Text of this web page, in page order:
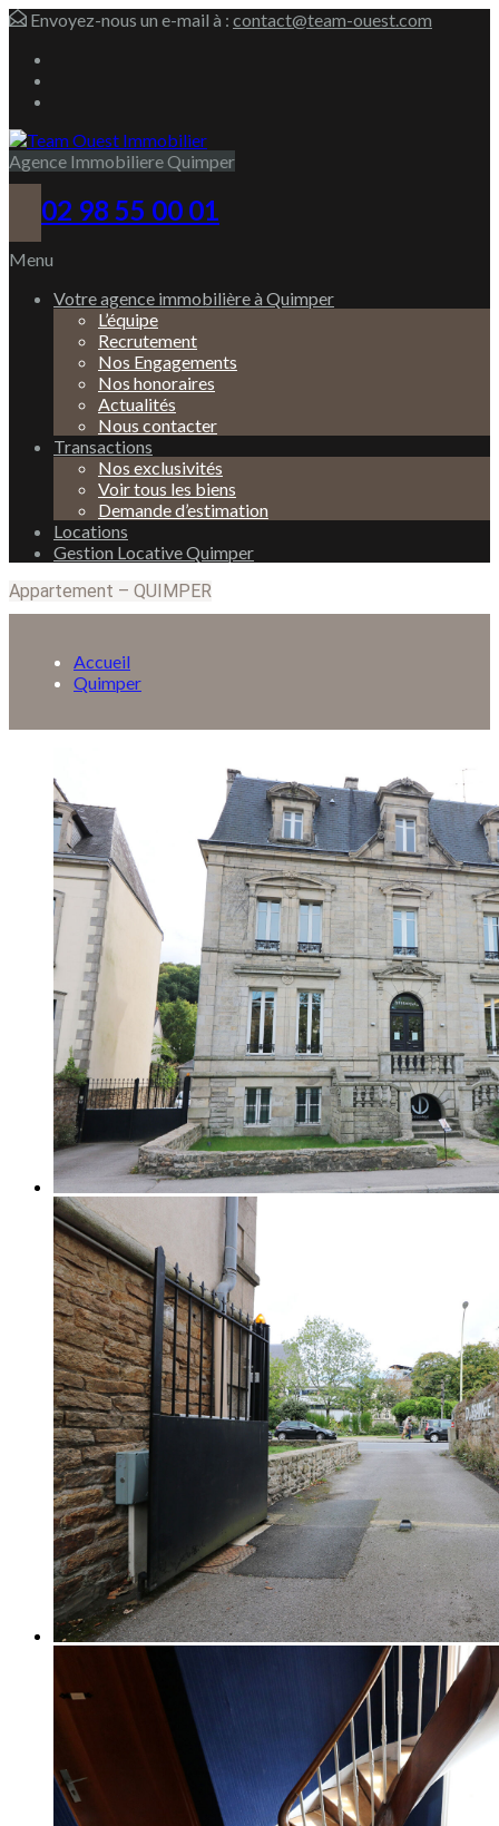
Envoyez-nous un e-mail à : contact@team-ouest.com
Agence Immobiliere Quimper
02 98 55 00 01
Menu
Votre agence immobilière à Quimper
L’équipe
Recrutement
Nos Engagements
Nos honoraires
Actualités
Nous contacter
Transactions
Nos exclusivités
Voir tous les biens
Demande d’estimation
Locations
Gestion Locative Quimper
Appartement – QUIMPER
Accueil
Quimper